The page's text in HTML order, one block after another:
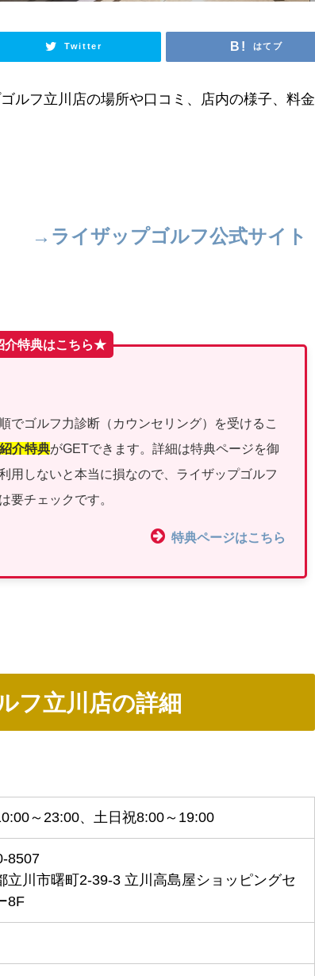
Twitter はてブ
ルフ立川店の場所や口コミ、店内の様子、料金
→ライザップゴルフ公式サイト
介特典はこちら★
でゴルフ力診断（カウンセリング）を受けるこ
介特典がGETできます。詳細は特典ページを御
用しないと本当に損なので、ライザップゴルフ
要チェックです。
特典ページはこちら
フ立川店の詳細
～23:00、土日祝8:00～19:00
8507
立川市曙町2-39-3 立川高島屋ショッピングセ
8F